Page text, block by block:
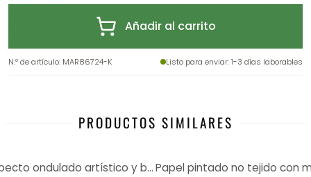
Añadir al carrito
N.º de artículo: MAR86724-K Listo para enviar: 1-3 días laborables
PRODUCTOS SIMILARES
Papel pintado no tejido de aspecto ondulado artístico y beige, ondulado rojo